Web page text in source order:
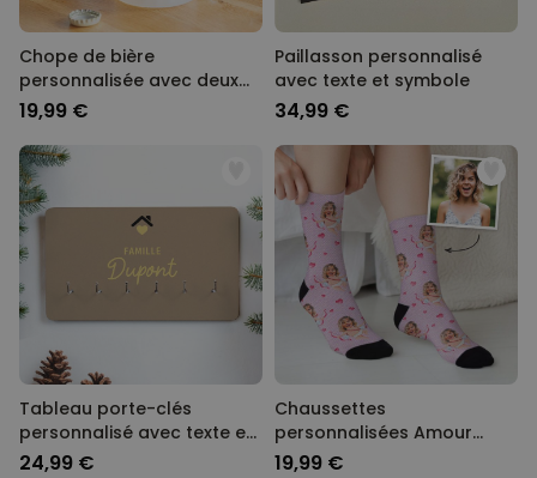
Chope de bière
personnalisée avec deux
visages et logo
19,99 €
Paillasson personnalisé
avec texte et symbole
34,99 €
Tableau porte-clés
personnalisé avec texte et
symbole
24,99 €
Chaussettes
personnalisées Amour
avec votre visage
19,99 €